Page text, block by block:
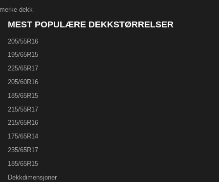
dekk
MEST POPULÆRE DEKKSTØRRELSER
205/55R16
195/65R15
225/65R17
205/60R16
185/65R15
215/55R17
215/65R16
175/65R14
235/65R17
185/65R15
Dekkdimensjoner